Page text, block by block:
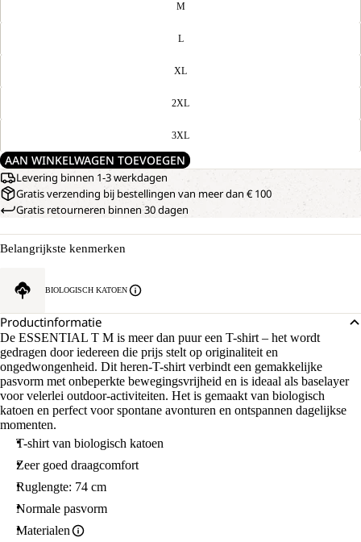
M
L
XL
2XL
3XL
AAN WINKELWAGEN TOEVOEGEN
Levering binnen 1-3 werkdagen
Gratis verzending bij bestellingen van meer dan € 100
Gratis retourneren binnen 30 dagen
Belangrijkste kenmerken
BIOLOGISCH KATOEN
Productinformatie
De ESSENTIAL T M is meer dan puur een T-shirt – het wordt
gedragen door iedereen die prijs stelt op originaliteit en
ongedwongenheid. Dit heren-T-shirt verbindt een gemakkelijke
pasvorm met onbeperkte bewegingsvrijheid en is ideaal als baselayer
voor velerlei outdoor-activiteiten. Het is gemaakt van biologisch
katoen en perfect voor spontane avonturen en ontspannen dagelijkse
momenten.
T-shirt van biologisch katoen
Zeer goed draagcomfort
Ruglengte: 74 cm
Normale pasvorm
Materialen